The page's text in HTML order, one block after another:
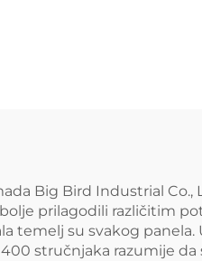
Big Bird Industrial Co.,
prilagodili različitim
temelj su svakog panela.
stručnjaka razumije da